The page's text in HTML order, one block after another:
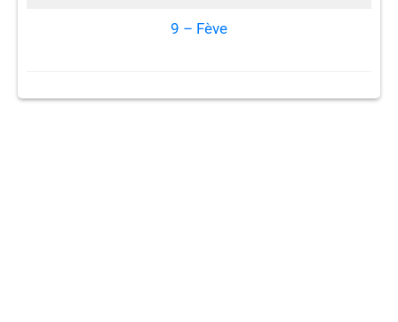
9 – Fève